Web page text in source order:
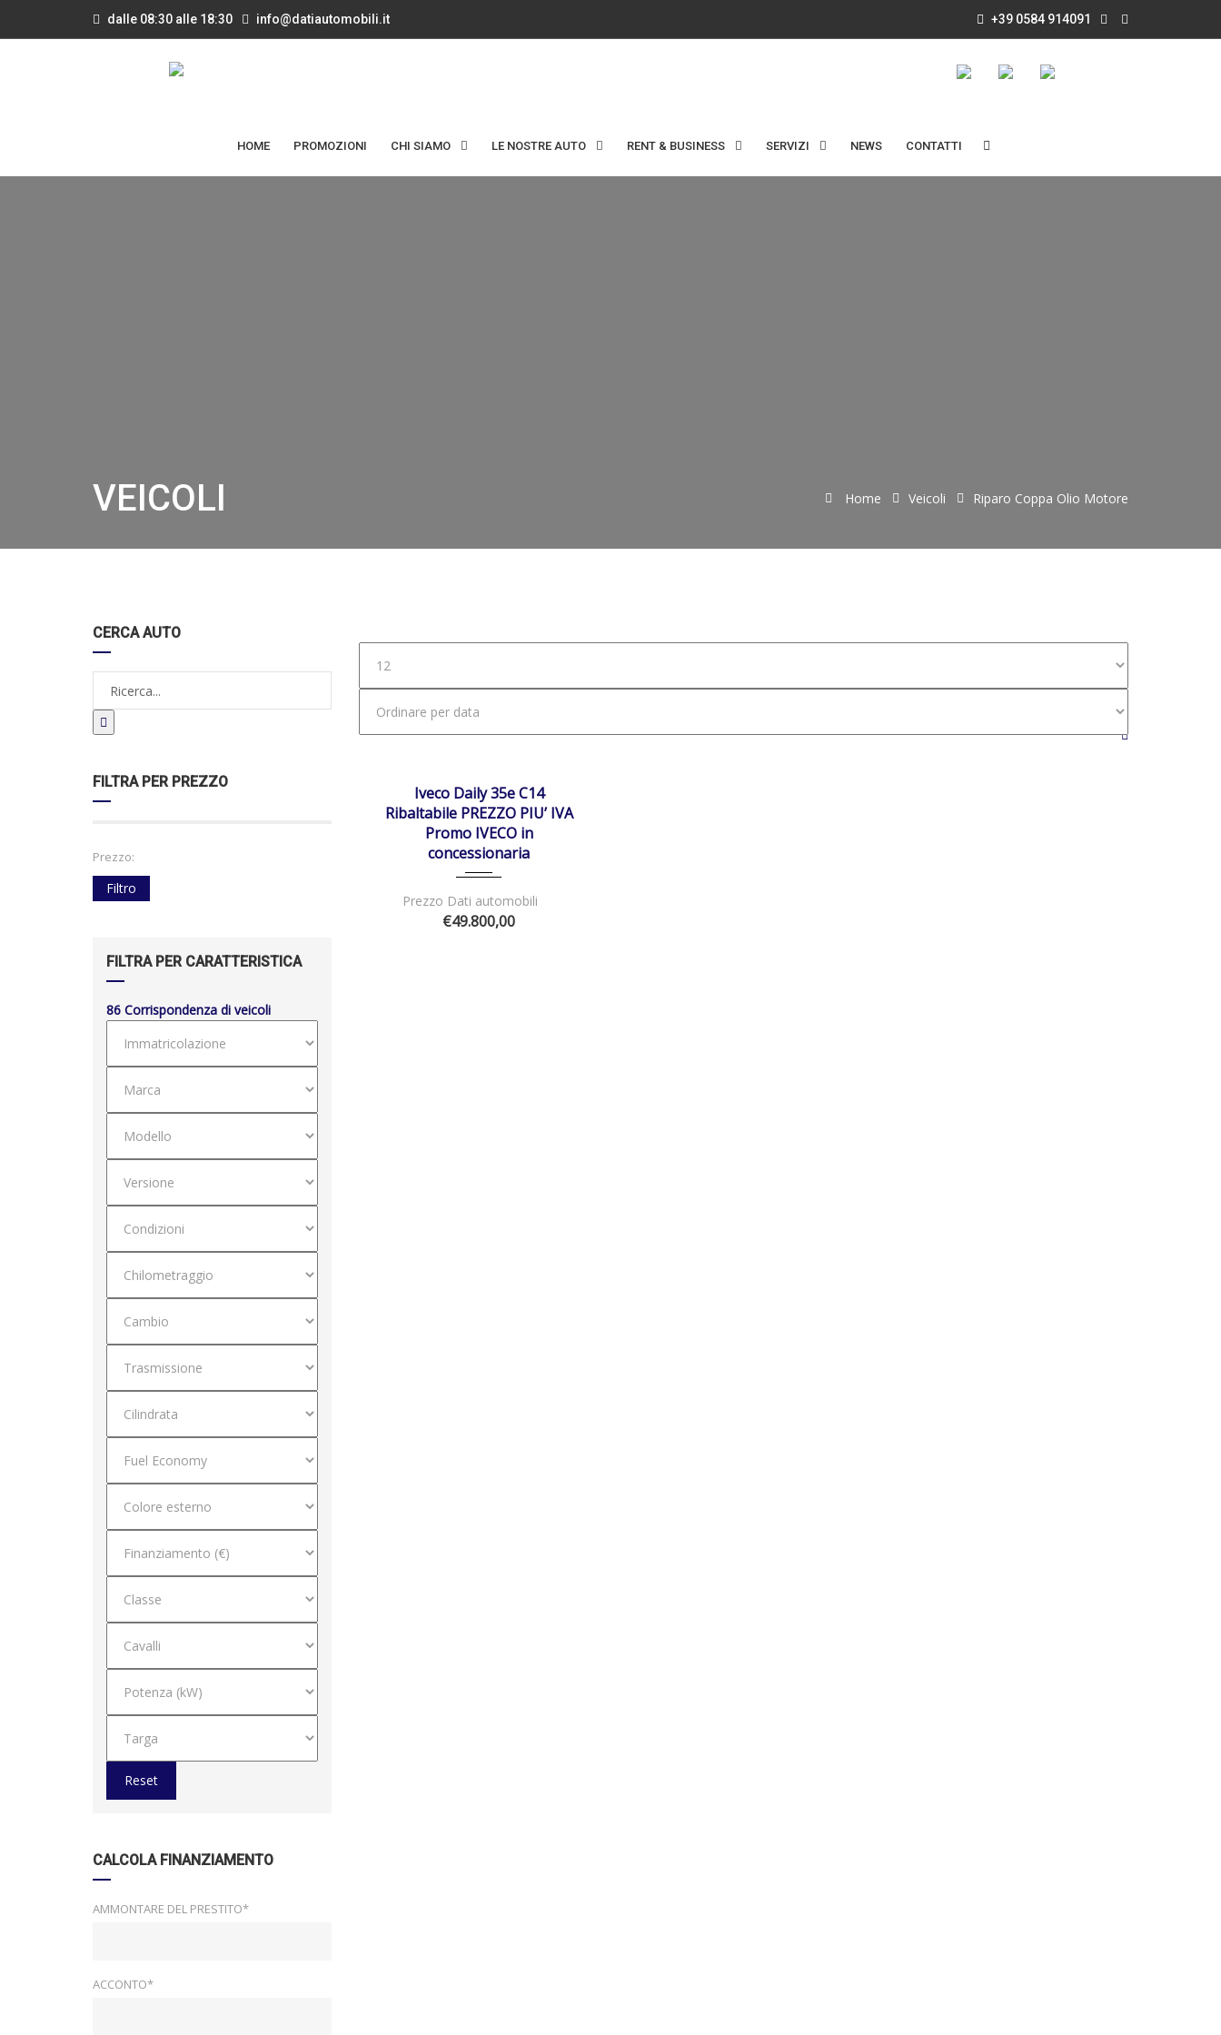
dalle 08:30 alle 18:30 info@datiautomobili.it +39 0584 914091
HOME PROMOZIONI CHI SIAMO LE NOSTRE AUTO RENT & BUSINESS SERVIZI NEWS CONTATTI
VEICOLI Home Veicoli Riparo Coppa Olio Motore
CERCA AUTO
FILTRA PER PREZZO
Prezzo:
Filtro
FILTRA PER CARATTERISTICA
86 Corrispondenza di veicoli
Reset
CALCOLA FINANZIAMENTO
AMMONTARE DEL PRESTITO*
ACCONTO*
Iveco Daily 35e C14
Ribaltabile PREZZO PIU’ IVA
Promo IVECO in
concessionaria
Prezzo Dati automobili
€49.800,00